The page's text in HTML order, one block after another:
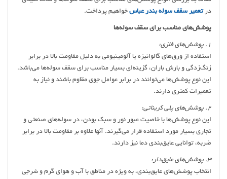
درتعمیر سقف سوله بندر عباس خواهیم پرداخت.
پوشش‌های مناسب برای سقف سوله‌ها
1. پوشش‌های فلزی:
استفاده از ورق‌های گالوانیزه یا آلومینیومی به دلیل مقاومت بالا در برابر
زنگ‌زدگی و بارش باران، گزینه‌ای بسیار مناسب برای سقف سوله‌ها می‌باشد.
این نوع پوشش‌ها می‌توانند در برابر عوامل جوی مقاوم باشند و نیاز به
تعمیرات کمتری دارند.
2. پوشش‌های پلی کربناتی:
این نوع پوشش‌ها با خاصیت عبور نور و سبک بودن، در سوله‌های صنعتی و
تجاری بسیار مورد استفاده قرار می‌گیرند. آنها علاوه بر مقاومت بالا در برابر
ضربه، توانایی عایق‌بندی دما نیز دارند.
3. پوشش‌های عایق‌دار:
انتخاب پوشش‌های عایق‌بندی، به ویژه در مناطق با آب و هوای گرم و شرجی